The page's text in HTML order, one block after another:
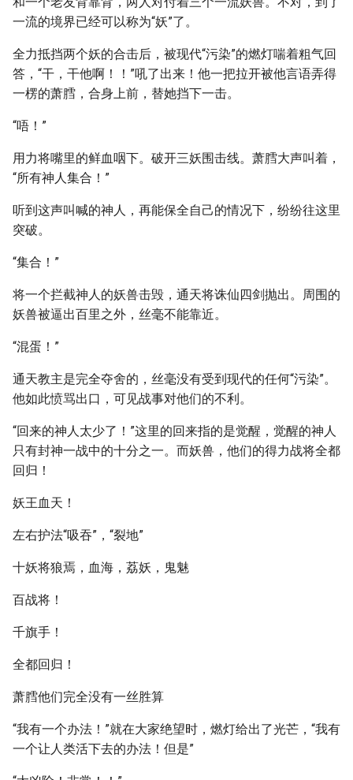
一流的境界已经可以称为“妖”了。
全力抵挡两个妖的合击后，被现代“污染”的燃灯喘着粗气回
答，“干，干他啊！！”吼了出来！他一把拉开被他言语弄得
一楞的萧膤，合身上前，替她挡下一击。
“唔！”
用力将嘴里的鲜血咽下。破开三妖围击线。萧膤大声叫着，
“所有神人集合！”
听到这声叫喊的神人，再能保全自己的情况下，纷纷往这里
突破。
“集合！”
将一个拦截神人的妖兽击毁，通天将诛仙四剑抛出。周围的
妖兽被逼出百里之外，丝毫不能靠近。
“混蛋！”
通天教主是完全夺舍的，丝毫没有受到现代的任何“污染”。
他如此愤骂出口，可见战事对他们的不利。
“回来的神人太少了！”这里的回来指的是觉醒，觉醒的神人
只有封神一战中的十分之一。而妖兽，他们的得力战将全都
回归！
妖王血天！
左右护法“吸吞”，“裂地”
十妖将狼焉，血海，荔妖，鬼魅
百战将！
千旗手！
全都回归！
萧膤他们完全没有一丝胜算
“我有一个办法！”就在大家绝望时，燃灯给出了光芒，“我有
一个让人类活下去的办法！但是”